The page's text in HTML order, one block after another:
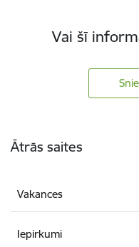
Vai šī
Ātrās saites
Vakances
Iepirkumi